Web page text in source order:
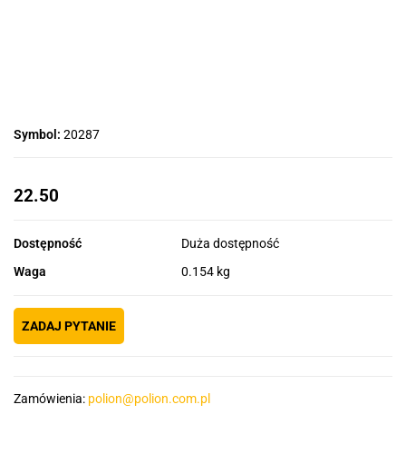
Symbol: 20287
22.50
Dostępność
Duża dostępność
Waga
0.154 kg
ZADAJ PYTANIE
Zamówienia: polion@polion.com.pl